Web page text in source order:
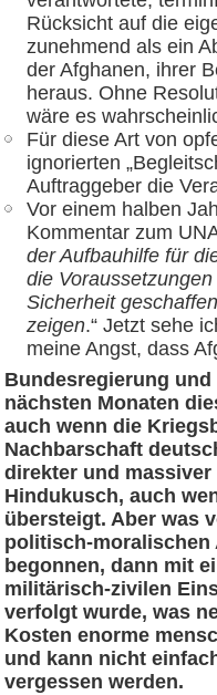
Rücksicht auf die
zunehmend als ein
der Afghanen, ihrer
heraus. Ohne
wäre es
Für diese Art von
ignorierten
Auftraggeber die
Vor einem halben
Kommentar zum
der Aufbauhilfe für
die
Sicherheit
zeigen.“ Jetzt sehe
meine Angst, dass
Bundesregierung
nächsten Monaten
auch wenn die
Nachbarschaft
direkter und
Hindukusch, auch
übersteigt. Aber was
politisch-moralischen
begonnen, dann mit
militärisch-zivilen
verfolgt wurde, was
Kosten enorme
und kann nicht
vergessen werden.